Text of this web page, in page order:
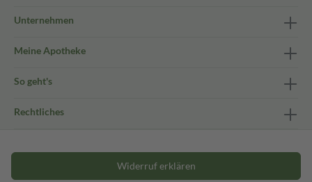
Unternehmen
Meine Apotheke
So geht's
Rechtliches
Widerruf erklären